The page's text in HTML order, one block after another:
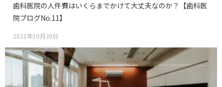
歯科医院の人件費はいくらまでかけて大丈夫なのか？【歯科医
院ブログNo.11】
2021年10月30日